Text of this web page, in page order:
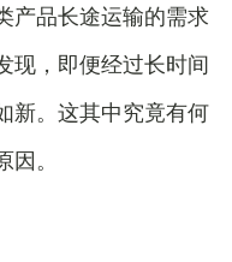
产品长途运输的需求
现，即便经过长时间
新。这其中究竟有何
。